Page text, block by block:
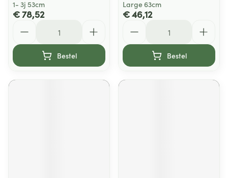
1- 3j 53cm
€ 78,52
Bestel
Large 63cm
€ 46,12
Bestel